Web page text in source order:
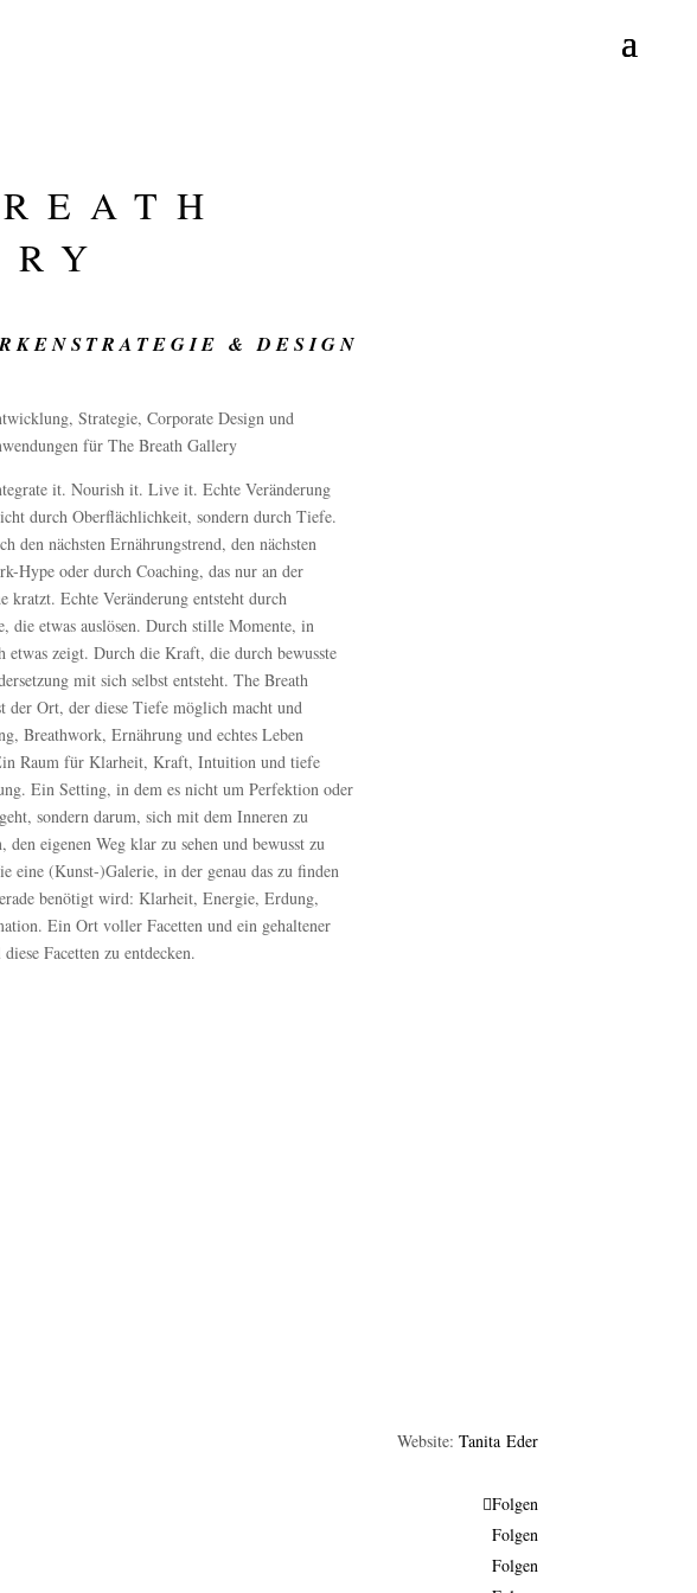
& DESIGN
Strategie, Corporate Design und
für The Breath Gallery
it. Nourish it. Live it. Echte Veränderung
durch Oberflächlichkeit, sondern durch Tiefe.
den nächsten Ernährungstrend, den nächsten
Hype oder durch Coaching, das nur an der
kratzt. Echte Veränderung entsteht durch
die etwas auslösen. Durch stille Momente, in
etwas zeigt. Durch die Kraft, die durch bewusste
mit sich selbst entsteht. The Breath
der Ort, der diese Tiefe möglich macht und
Breathwork, Ernährung und echtes Leben
Raum für Klarheit, Kraft, Intuition und tiefe
Ein Setting, in dem es nicht um Perfektion oder
sondern darum, sich mit dem Inneren zu
den eigenen Weg klar zu sehen und bewusst zu
eine (Kunst-)Galerie, in der genau das zu finden
benötigt wird: Klarheit, Energie, Erdung,
Ein Ort voller Facetten und ein gehaltener
Facetten zu entdecken.
Website: Tanita Eder
Folgen
Folgen
Folgen